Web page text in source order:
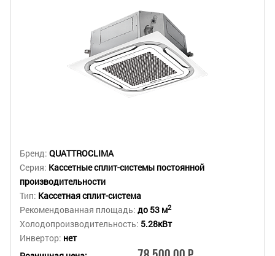
Бренд: QUATTROCLIMA
Серия: Кассетные сплит-системы постоянной
производительности
Тип: Кассетная сплит-система
Рекомендованная площадь: до 53 м2
Холодопроизводительность: 5.28кВт
Инвертор: нет